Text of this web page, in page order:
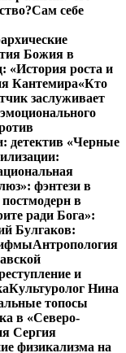
Сам себе
Божия в
«История роста и
Кантемира«Кто
заслуживает
детектив «Черные
фэнтези в
в
ради Бога»:
Булгаков:
Антропология
и
Культуролог Нина
топосы
в «Северо-
Сергия
физикализма на